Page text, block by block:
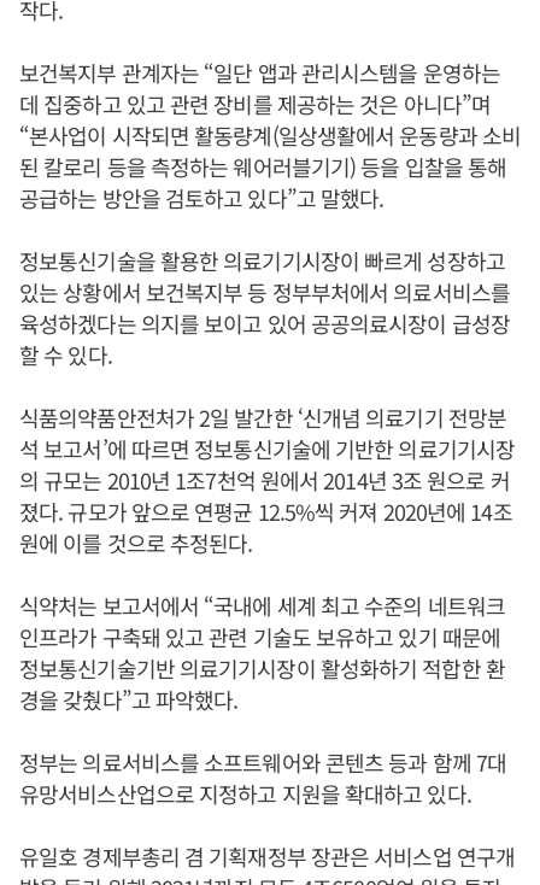
작다.
보건복지부 관계자는 “일단 앱과 관리시스템을 운영하는
데 집중하고 있고 관련 장비를 제공하는 것은 아니다”며
“본사업이 시작되면 활동량계(일상생활에서 운동량과 소비
된 칼로리 등을 측정하는 웨어러블기기) 등을 입찰을 통해
공급하는 방안을 검토하고 있다”고 말했다.
정보통신기술을 활용한 의료기기시장이 빠르게 성장하고
있는 상황에서 보건복지부 등 정부부처에서 의료서비스를
육성하겠다는 의지를 보이고 있어 공공의료시장이 급성장
할 수 있다.
식품의약품안전처가 2일 발간한 ‘신개념 의료기기 전망분
석 보고서’에 따르면 정보통신기술에 기반한 의료기기시장
의 규모는 2010년 1조7천억 원에서 2014년 3조 원으로 커
졌다. 규모가 앞으로 연평균 12.5%씩 커져 2020년에 14조
원에 이를 것으로 추정된다.
식약처는 보고서에서 “국내에 세계 최고 수준의 네트워크
인프라가 구축돼 있고 관련 기술도 보유하고 있기 때문에
정보통신기술기반 의료기기시장이 활성화하기 적합한 환
경을 갖췄다”고 파악했다.
정부는 의료서비스를 소프트웨어와 콘텐츠 등과 함께 7대
유망서비스산업으로 지정하고 지원을 확대하고 있다.
유일호 경제부총리 겸 기획재정부 장관은 서비스업 연구개